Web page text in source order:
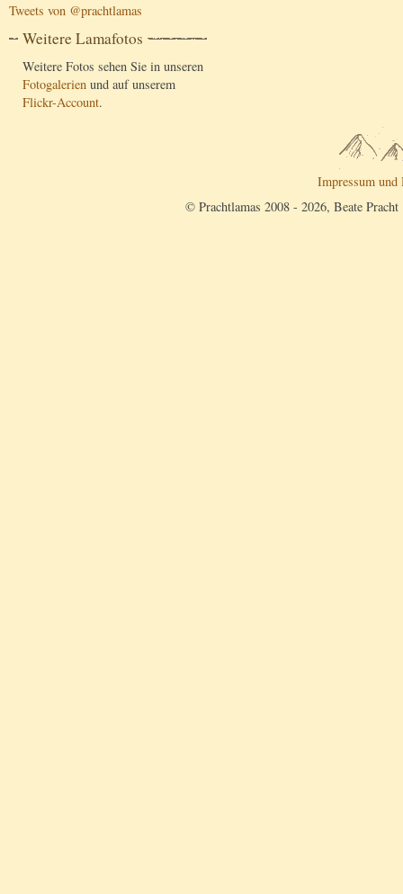
Tweets von @prachtlamas
Weitere Lamafotos
Weitere Fotos sehen Sie in unseren
Fotogalerien und auf unserem
Flickr-Account.
Impressum und
© Prachtlamas 2008 - 2026, Beate Pracht